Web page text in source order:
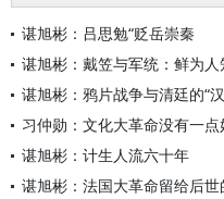
谌旭彬：吕思勉“贬岳崇秦
谌旭彬：戴笠与军统：鲜为
谌旭彬：鸦片战争与清廷的“
习仲勋：文化大革命没有一点
谌旭彬：计生人流六十年
谌旭彬：法国大革命留给后世